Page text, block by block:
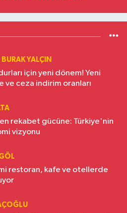
YALÇIN
için yeni dönem! Yeni
ve ceza indirim oranları
rekabet gücüne: Türkiye'nin
vizyonu
restoran, kafe ve otellerde